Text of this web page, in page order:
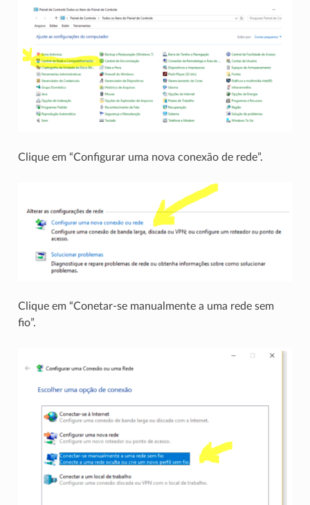
Clique em “Configurar uma nova conexão de rede”.
Clique em “Conetar-se manualmente a uma rede sem
fio”.